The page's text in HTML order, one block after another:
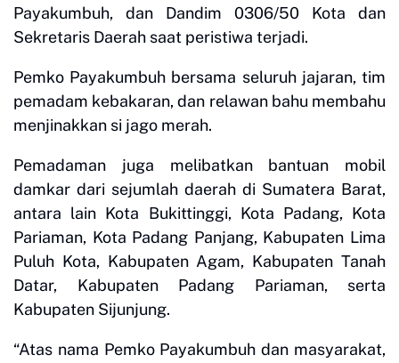
Payakumbuh, dan Dandim 0306/50 Kota dan
Sekretaris Daerah saat peristiwa terjadi.
Pemko Payakumbuh bersama seluruh jajaran, tim
pemadam kebakaran, dan relawan bahu membahu
menjinakkan si jago merah.
Pemadaman juga melibatkan bantuan mobil
damkar dari sejumlah daerah di Sumatera Barat,
antara lain Kota Bukittinggi, Kota Padang, Kota
Pariaman, Kota Padang Panjang, Kabupaten Lima
Puluh Kota, Kabupaten Agam, Kabupaten Tanah
Datar, Kabupaten Padang Pariaman, serta
Kabupaten Sijunjung.
“Atas nama Pemko Payakumbuh dan masyarakat,